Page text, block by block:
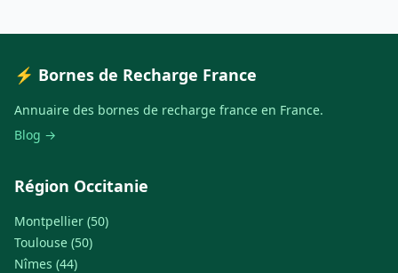
⚡ Bornes de Recharge France
Annuaire des bornes de recharge france en France.
Blog →
Région Occitanie
Montpellier (50)
Toulouse (50)
Nîmes (44)